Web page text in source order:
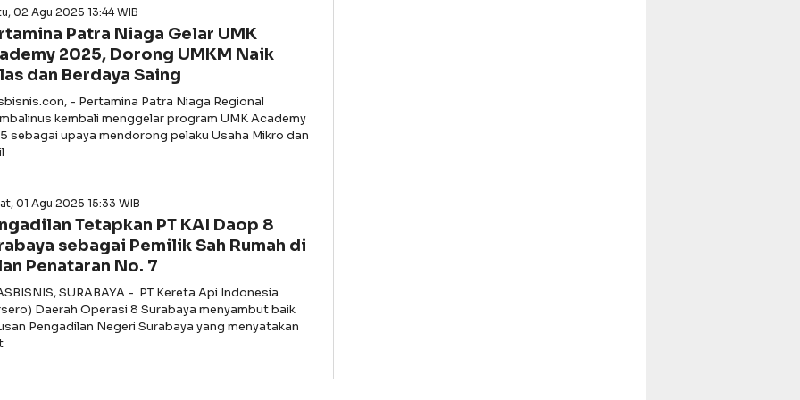
02 Agu 2025 13:44 WIB
Patra Niaga Gelar UMK
2025, Dorong UMKM Naik
dan Berdaya Saing
- Pertamina Patra Niaga Regional
kembali menggelar program UMK Academy
sebagai upaya mendorong pelaku Usaha Mikro dan
01 Agu 2025 15:33 WIB
Tetapkan PT KAI Daop 8
sebagai Pemilik Sah Rumah di
Penataran No. 7
SURABAYA - PT Kereta Api Indonesia
Daerah Operasi 8 Surabaya menyambut baik
Pengadilan Negeri Surabaya yang menyatakan